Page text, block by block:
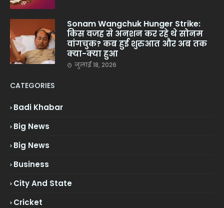
Sonam Wangchuk Hunger Strike:
किस वजह से अनशन कर रहे थे सोनम
वांगचुक? कब हुई शुरुआत और अब तक
क्या-क्या हुआ
जुलाई 18, 2026
CATEGORIES
Badi Khabar
Big News
Big News
Business
City And State
Cricket